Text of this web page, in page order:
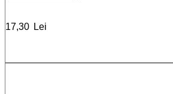
17,30 Lei